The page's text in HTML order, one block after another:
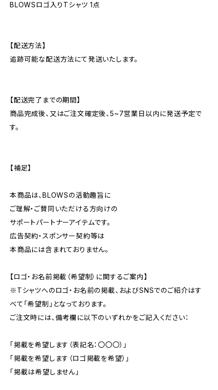
BLOWSロゴ入りTシャツ 1点
【配送方法】
追跡可能な配送方法にて発送いたします。
【配送完了までの期間】
商品完成後、又はご注文確定後、5~7営業日以内に発送予定で
す。
【補足】
本商品は、BLOWSの活動趣旨に
ご理解・ご賛同いただける方向けの
サポートパートナーアイテムです。
広告契約・スポンサー契約等は
本商品には含まれておりません。
【ロゴ・お名前掲載（希望制）に関するご案内】
※Tシャツへのロゴ・お名前の掲載、およびSNSでのご紹介はす
べて「希望制」となっております。
ご注文時には、備考欄に以下のいずれかをご記入ください：
「掲載を希望します（表記名：〇〇〇）」
「掲載を希望します（ロゴ掲載を希望）」
「掲載は希望しません」